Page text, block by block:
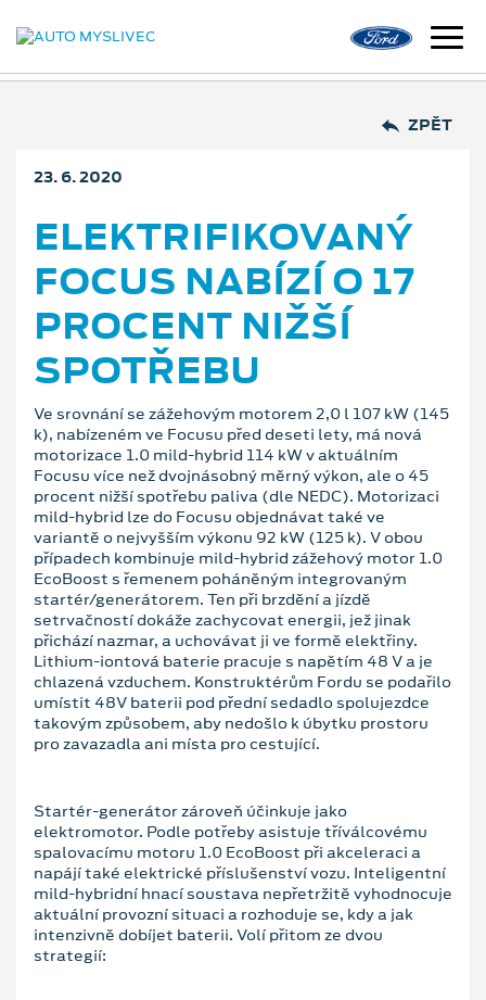
ZPĚT
23. 6. 2020
ELEKTRIFIKOVANÝ
FOCUS NABÍZÍ O 17
PROCENT NIŽŠÍ
SPOTŘEBU
Ve srovnání se zážehovým motorem 2,0 l 107 kW (145
k), nabízeném ve Focusu před deseti lety, má nová
motorizace 1.0 mild-hybrid 114 kW v aktuálním
Focusu více než dvojnásobný měrný výkon, ale o 45
procent nižší spotřebu paliva (dle NEDC). Motorizaci
mild-hybrid lze do Focusu objednávat také ve
variantě o nejvyšším výkonu 92 kW (125 k). V obou
případech kombinuje mild-hybrid zážehový motor 1.0
EcoBoost s řemenem poháněným integrovaným
startér/generátorem. Ten při brzdění a jízdě
setrvačností dokáže zachycovat energii, jež jinak
přichází nazmar, a uchovávat ji ve formě elektřiny.
Lithium-iontová baterie pracuje s napětím 48 V a je
chlazená vzduchem. Konstruktérům Fordu se podařilo
umístit 48V baterii pod přední sedadlo spolujezdce
takovým způsobem, aby nedošlo k úbytku prostoru
pro zavazadla ani místa pro cestující.
Startér-generátor zároveň účinkuje jako
elektromotor. Podle potřeby asistuje tříválcovému
spalovacímu motoru 1.0 EcoBoost při akceleraci a
napájí také elektrické příslušenství vozu. Inteligentní
mild-hybridní hnací soustava nepřetržitě vyhodnocuje
aktuální provozní situaci a rozhoduje se, kdy a jak
intenzivně dobíjet baterii. Volí přitom ze dvou
strategií: